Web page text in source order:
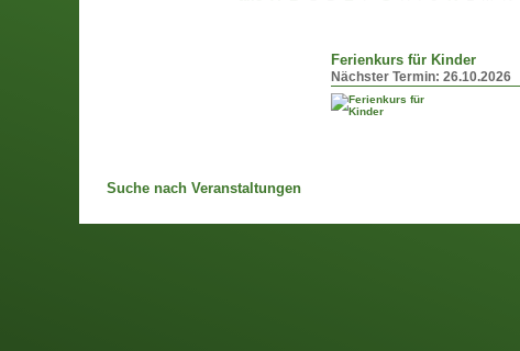
Ferienkurs für Kinder
Nächster Termin:26.10.2026
Suche nach Veranstaltungen